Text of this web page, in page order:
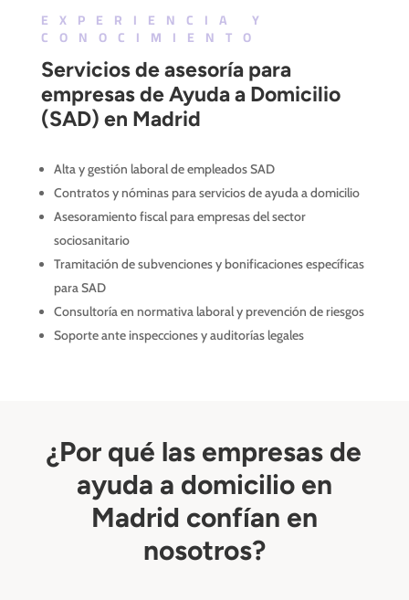
EXPERIENCIA Y
CONOCIMIENTO
Servicios de asesoría para
empresas de Ayuda a Domicilio
(SAD) en Madrid
Alta y gestión laboral de empleados SAD
Contratos y nóminas para servicios de ayuda a domicilio
Asesoramiento fiscal para empresas del sector
sociosanitario
Tramitación de subvenciones y bonificaciones específicas
para SAD
Consultoría en normativa laboral y prevención de riesgos
Soporte ante inspecciones y auditorías legales
¿Por qué las empresas de
ayuda a domicilio en
Madrid confían en
nosotros?